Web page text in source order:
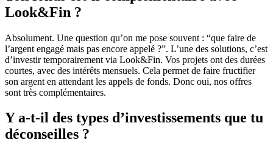
Look&Fin ?
Absolument. Une question qu’on me pose souvent : “que faire de
l’argent engagé mais pas encore appelé ?”. L’une des solutions, c’est
d’investir temporairement via Look&Fin. Vos projets ont des durées
courtes, avec des intérêts mensuels. Cela permet de faire fructifier
son argent en attendant les appels de fonds. Donc oui, nos offres
sont très complémentaires.
Y a-t-il des types d’investissements que tu
déconseilles ?